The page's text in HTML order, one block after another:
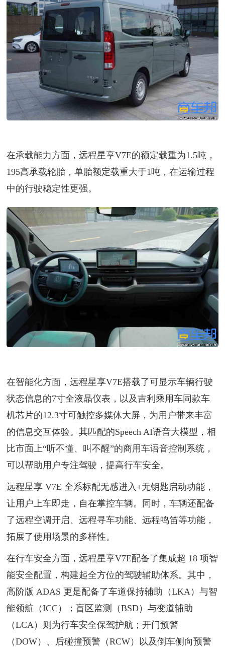
在承载能力方面，远程星享V7E的额定载重为1.5吨，
195高承载轮胎，单胎额定载重大于1吨，在运输过程
中的行驶稳定性更强。
在智能化方面，远程星享V7E搭载了可显示车辆行驶
状态信息的7寸全液晶仪表，以及吉利乘用车同款车
机芯片的12.3寸可触控多媒体大屏，为用户带来丰富
的信息交互体验。其匹配的Speech AI语音大模型，相
比市面上“听不懂、叫不醒”的商用车语音控制系统，
可以帮助用户专注驾驶，提高行车安全。
远程星享 V7E 全系标配无感进入+无钥匙启动功能，
让用户上车即走，自在掌控车辆。同时，车辆还配备
了远程空调开启、远程寻车功能、远程鸣笛等功能，
拓展了使用场景的多样性。
在行车安全方面，远程星享V7E配备了集成超 18 项智
能安全配置，构建起全方位的驾驶辅助体系。其中，
高阶版 ADAS 更是配备了车道保持辅助（LKA）与智
能领航（ICC）；盲区监测（BSD）与变道辅助
（LCA）则为行车安全保驾护航；开门预警
（DOW）、后碰撞预警（RCW）以及倒车侧向预警